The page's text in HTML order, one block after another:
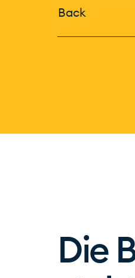
Back
Die